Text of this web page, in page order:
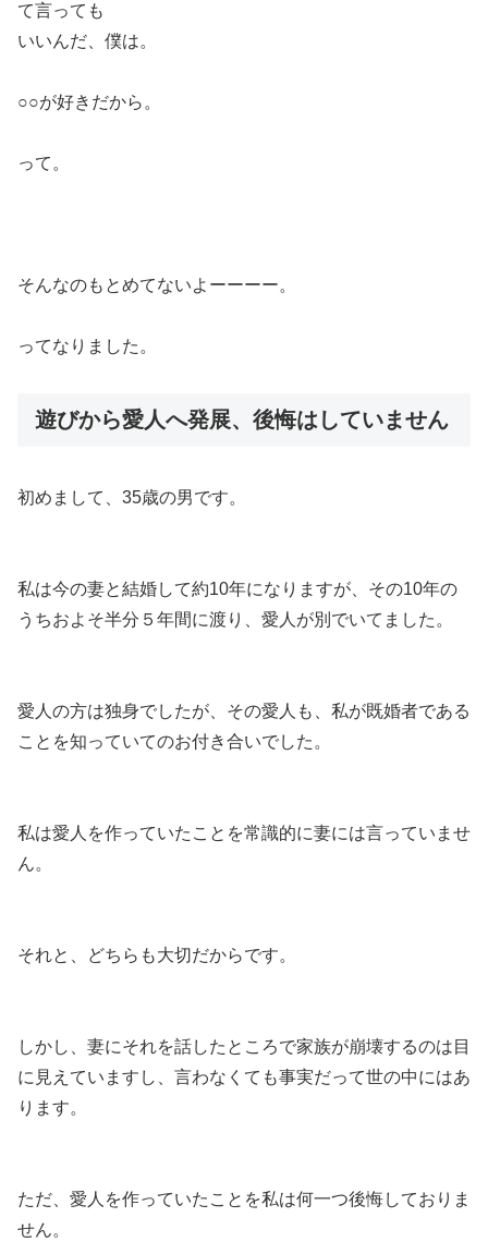
て言っても
いいんだ、僕は。
○○が好きだから。
って。
そんなのもとめてないよーーーー。
ってなりました。
遊びから愛人へ発展、後悔はしていません
初めまして、35歳の男です。
私は今の妻と結婚して約10年になりますが、その10年の
うちおよそ半分５年間に渡り、愛人が別でいてました。
愛人の方は独身でしたが、その愛人も、私が既婚者である
ことを知っていてのお付き合いでした。
私は愛人を作っていたことを常識的に妻には言っていませ
ん。
それと、どちらも大切だからです。
しかし、妻にそれを話したところで家族が崩壊するのは目
に見えていますし、言わなくても事実だって世の中にはあ
ります。
ただ、愛人を作っていたことを私は何一つ後悔しておりま
せん。